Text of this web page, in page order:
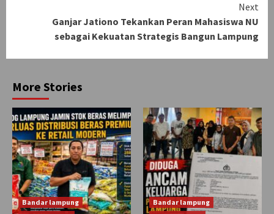
Next
Ganjar Jationo Tekankan Peran Mahasiswa NU
sebagai Kekuatan Strategis Bangun Lampung
More Stories
Bandar lampung
Bandar lampung